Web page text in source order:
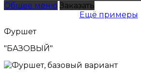
Общее меню Заказать
Ещё примеры
Фуршет
"БАЗОВЫЙ"